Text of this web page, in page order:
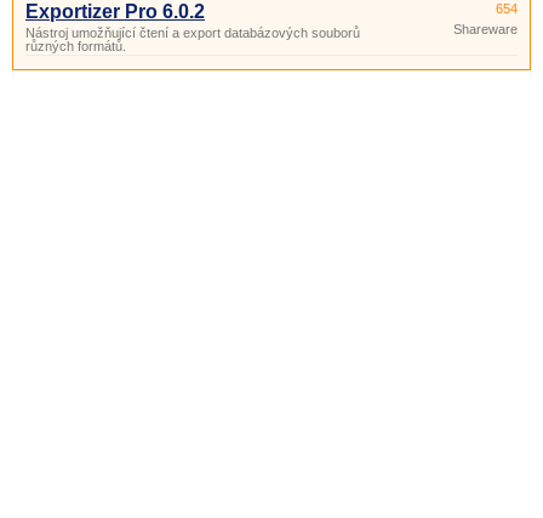
Exportizer Pro 6.0.2
Nástroj umožňující čtení a export databázových souborů
různých formátů.
654
Shareware